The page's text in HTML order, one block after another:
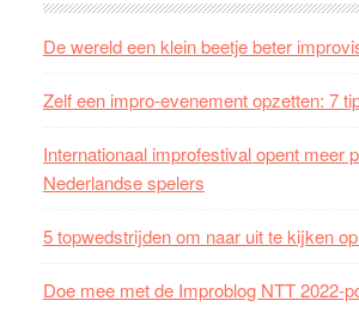
De wereld een klein beetje beter
Zelf een impro-evenement opzetten: 7
Internationaal improfestival opent meer
Nederlandse spelers
5 topwedstrijden om naar uit te kijken
Doe mee met de Improblog NTT 2022-